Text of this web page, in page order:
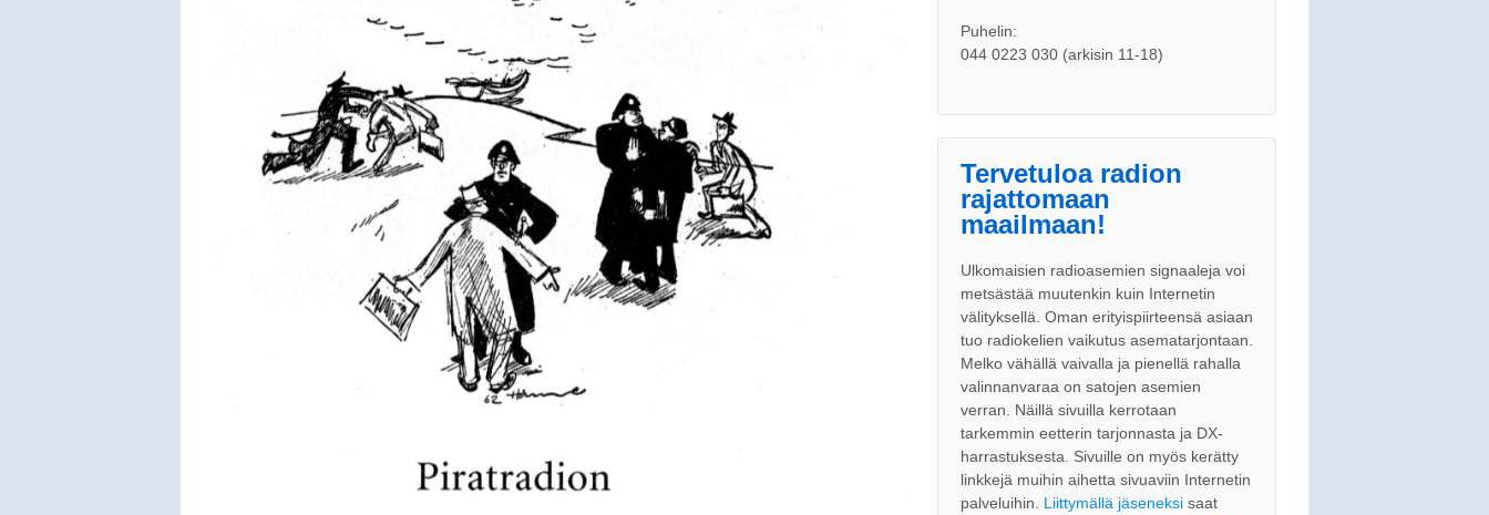
Puhelin:
044 0223 030 (arkisin 11-18)
Tervetuloa radion
rajattomaan
maailmaan!
Ulkomaisien radioasemien signaaleja voi
metsästää muutenkin kuin Internetin
välityksellä. Oman erityispiirteensä asiaan
tuo radiokelien vaikutus asematarjontaan.
Melko vähällä vaivalla ja pienellä rahalla
valinnanvaraa on satojen asemien
verran. Näillä sivuilla kerrotaan
tarkemmin eetterin tarjonnasta ja DX-
harrastuksesta. Sivuille on myös kerätty
linkkejä muihin aihetta sivuaviin Internetin
palveluihin. Liittymällä jäseneksi saat